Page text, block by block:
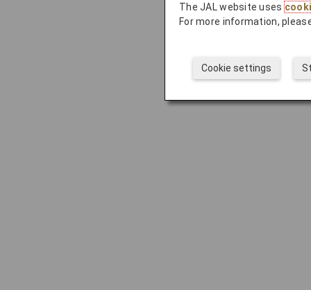
The JAL website uses
For more information,
Cookie settings